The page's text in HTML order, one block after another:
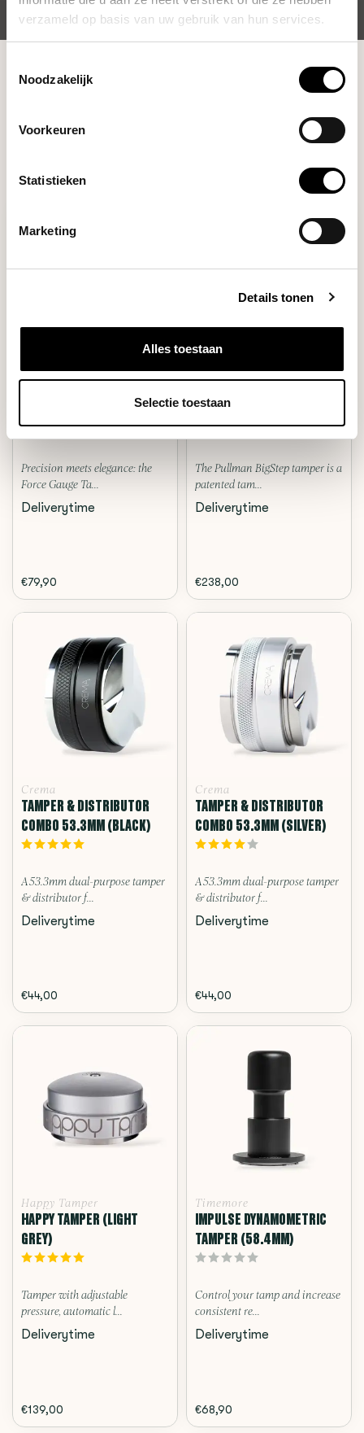
verzameld op basis van uw gebruik van hun services.
Noodzakelijk
Voorkeuren
Statistieken
Marketing
Details tonen
Alles toestaan
Selectie toestaan
Precision meets elegance: the
Force Gauge Ta...
Deliverytime
€79,90
The Pullman BigStep tamper is a
patented tam...
Deliverytime
€238,00
Crema
TAMPER & DISTRIBUTOR
COMBO 53.3MM (BLACK)
A 53.3mm dual-purpose tamper
& distributor f...
Deliverytime
€44,00
Crema
TAMPER & DISTRIBUTOR
COMBO 53.3MM (SILVER)
A 53.3mm dual-purpose tamper
& distributor f...
Deliverytime
€44,00
Happy Tamper
HAPPY TAMPER (LIGHT
GREY)
Tamper with adjustable
pressure, automatic l...
Deliverytime
€139,00
Timemore
IMPULSE DYNAMOMETRIC
TAMPER (58.4MM)
Control your tamp and increase
consistent re...
Deliverytime
€68,90